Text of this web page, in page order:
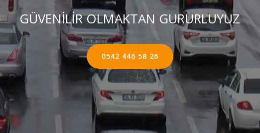
GÜVENİLİR OLMAKTAN GURURLUYUZ
0542 446 58 26